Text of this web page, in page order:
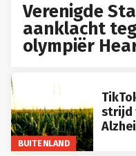
Verenigde
aanklacht
olympiër
BUITENLAND
strijd